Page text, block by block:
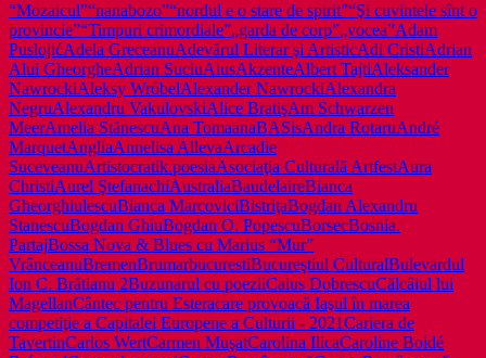
festivaluri
de
poezie
prin
România
“Mozaicul”“nanabozo”“nordul e o stare de spirit”“Şi cuvintele sînt o
provincie”“Timpuri crimordiale”„garda de corp”„vocea”Adam
PuslojićAdela GreceanuAdevărul Literar şi ArtisticAdi CristiAdrian
Alui GheorgheAdrian SuciuAiusAkzenteAlbert TajtiAleksander
NawrockiAleksy WróbelAlexander NawrockiAlexandra
NegruAlexandru VakulovskiAlice BratişAm Schwarzen
MeerAmelia StănescuAna TomaanaBASisAndra RotaruAndré
MarquetAngliaAnnelisa AllevaArcadie
SuceveanuArtistocratik.poesiaAsociaţia Culturală ArtfestAura
ChristiAurel ŞtefanachiAustraliaBaudelaireBianca
GheorghiulescuBianca MarcoviciBistriţaBogdan Alexandru
StanescuBogdan GhiuBogdan O. PopescuBorsecBosnia.
PartajBossa Nova & Blues cu Marius “Mur”
VrânceanuBremenBrumarbucurestiBucureştiul CulturalBulevardul
Ion C. Brătianu 2Buzunarul cu poeziiCaius DobrescuCălcâiul lui
MagellanCântec pentru Esteracare provoacă Iaşul în marea
competiţie a Capitalei Europene a Culturii - 2021Cariera de
TavertinCarlos WertCarmen MuşatCarolina IlicaCaroline Boidé